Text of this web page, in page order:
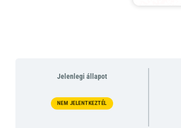
Jelenlegi állapot
NEM JELENTKEZTÉL